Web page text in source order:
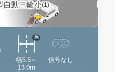
自動二輪小(1)
幅5.5～
13.0m
他
信号なし